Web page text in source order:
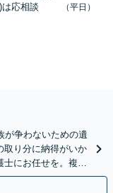
は応相談
（平日）
が争わないための遺
取り分に納得がいか
士にお任せを。複雑